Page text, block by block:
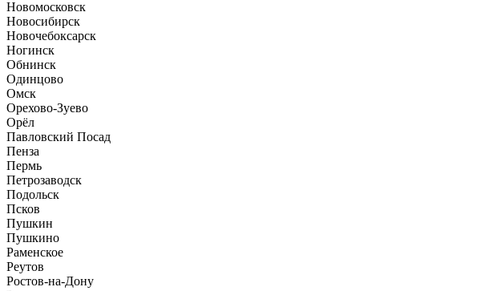
Новомосковск
Новосибирск
Новочебоксарск
Ногинск
Обнинск
Одинцово
Омск
Орехово-Зуево
Орёл
Павловский Посад
Пенза
Пермь
Петрозаводск
Подольск
Псков
Пушкин
Пушкино
Раменское
Реутов
Ростов-на-Дону